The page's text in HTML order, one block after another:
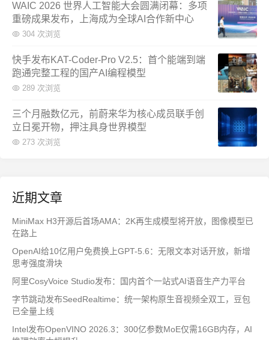
WAIC 2026 世界人工智能大会圆满闭幕：多项
重磅成果发布，上海成为全球AI合作新中心
304 次浏览
快手发布KAT-Coder-Pro V2.5：首个能端到端
跑通完整工程的国产AI编程模型
289 次浏览
三个月融数亿元，前蔚来华为核心成员联手创
立日冕开物，押注具身世界模型
273 次浏览
近期文章
MiniMax H3开源后首场AMA：2K再生成模型将开放，图像模型已
在路上
OpenAI给10亿用户免费换上GPT-5.6：无限文本对话开放，新增
思考强度滑块
阿里CosyVoice Studio发布：国内首个一站式AI语音生产力平台
字节跳动发布SeedRealtime：统一架构原生音视频全双工，豆包
已全量上线
Intel发布OpenVINO 2026.3：300亿参数MoE仅需16GB内存，AI